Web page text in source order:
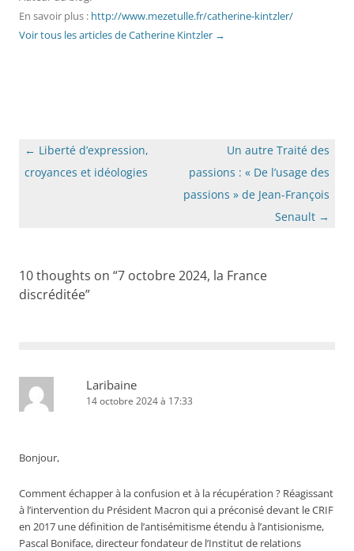
En savoir plus : http://www.mezetulle.fr/catherine-kintzler/
Voir tous les articles de Catherine Kintzler →
Navigation
des
← Liberté d’expression,
croyances et idéologies
Un autre Traité des
passions : « De l’usage des
passions » de Jean-François
Senault →
10 thoughts on “7 octobre 2024, la France
discréditée”
Laribaine
14 octobre 2024 à 17:33
Bonjour,
Comment échapper à la confusion et à la récupération ? Réagissant
à l’intervention du Président Macron qui a préconisé devant le CRIF
en 2017 une définition de l’antisémitisme étendu à l’antisionisme,
Pascal Boniface, directeur fondateur de l’Institut de relations